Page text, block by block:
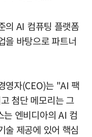
의 AI 컴퓨팅 플랫폼
을 바탕으로 파트너
영자(CEO)는 "AI 팩
첨단 메모리는 그
엔비디아의 AI 컴
술 제공에 있어 핵심